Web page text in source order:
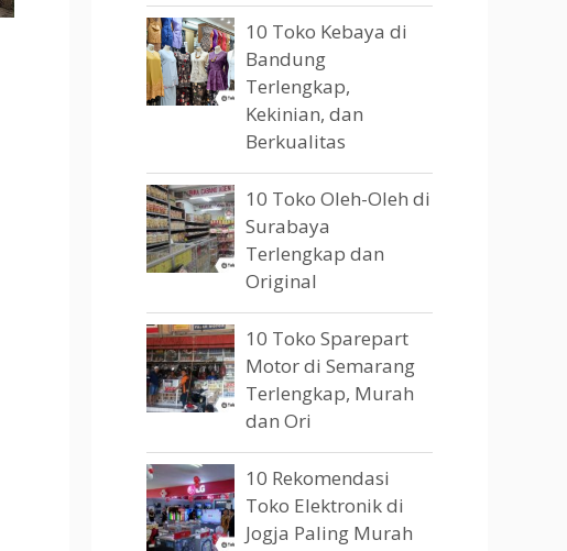
10 Toko Kebaya di
Bandung
Terlengkap,
Kekinian, dan
Berkualitas
10 Toko Oleh-Oleh di
Surabaya
Terlengkap dan
Original
10 Toko Sparepart
Motor di Semarang
Terlengkap, Murah
dan Ori
10 Rekomendasi
Toko Elektronik di
Jogja Paling Murah